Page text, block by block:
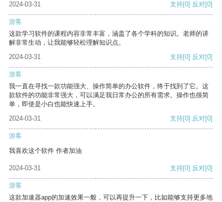
2024-03-31 支持[0] 反对[0]
游客
这款学习软件的课程内容非常丰富，涵盖了各个学科的知识。老师的讲
解非常生动，让我能够轻松理解知识点。
2024-03-31
支持[0] 反对[0]
游客
我一直在寻找一款功能强大、操作简单的办公软件，终于找到了它。这
款软件的功能非常强大，可以满足我日常办公的所有需求。操作也很简
单，即使是小白也能快速上手。
2024-03-31
支持[0] 反对[0]
游客
我喜欢这个软件 作者加油
2024-03-31 支持[0] 反对[0]
游客
这款加速器app的加速效果一般，可以再提升一下，比如能够支持更多地